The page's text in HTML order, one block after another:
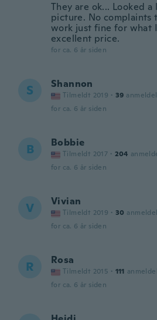
They are ok... Looked
picture. No complaints
work just fine for what
excellent price.
for ca. 6 år siden
S Shannon
Tilmeldt 2019 · 39
for ca. 6 år siden
B Bobbie
Tilmeldt 2017 · 204
for ca. 6 år siden
V Vivian
Tilmeldt 2019 · 30
for ca. 6 år siden
R Rosa
Tilmeldt 2015 · 111
for ca. 6 år siden